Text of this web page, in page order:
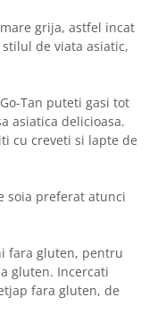
grija, astfel incat
de viata asiatic,
Tan puteti gasi tot
asiatica delicioasa.
cu creveti si lapte de
soia preferat atunci
fara gluten, pentru
gluten. Incercati
fara gluten, de